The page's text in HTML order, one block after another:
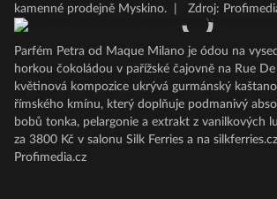
kamenné prodejně Myskino. Zdroj:
Parfém Petra od Maque Milano je ódou na
horkou čokoládou v pařížské čajovně na Rue
květinová kompozice ukrývá gurmánský
římského kmínu, který doplňuje podmanivý
bobů tonka, pelargonie a extrakt z vanilkových
za 3800 Kč v salonu Silk Ferries a na
Profimedia.cz